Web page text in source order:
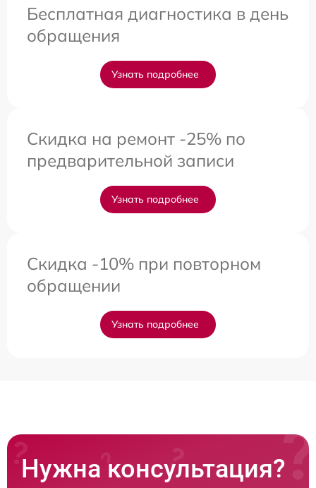
Бесплатная диагностика в день
обращения
Узнать подробнее
Скидка на ремонт -25% по
предварительной записи
Узнать подробнее
Скидка -10% при повторном
обращении
Узнать подробнее
Нужна консультация?